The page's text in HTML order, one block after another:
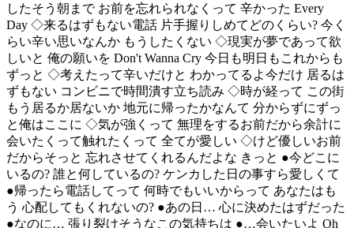
したそう朝まで お前を忘れられなくって 辛かった Every
Day ◇来るはずもない電話 片手握りしめてどのくらい? 今く
らい辛い思いなんか もうしたくない ◇現実が夢であって欲
しいと 俺の願いを Don't Wanna Cry 今日も明日もこれからも
ずっと ◇考えたって辛いだけと わかってるよ今だけ 居るは
ずもない コンビニで時間潰す立ち読み ◇時が経って この街
もう居るか居ないか 地元に帰ったかなんて 分からずにずっ
と俺はここに ◇気が強くって 無理をするお前だから余計に
会いたくって触れたくって 全てが愛しい ◇けど優しいお前
だからそっと 忘れさせてくれるんだよな きっと ●今どこに
いるの? 誰と何しているの? ケンカした日の事すら愛しくて
●帰ったら電話してって 何時でもいいからって あなたはも
う 心配してもくれないの? ●あの日… 心に決めたはずだった
●なのに… 張り裂けそうなこの気持ちは ●…会いたいよ Oh